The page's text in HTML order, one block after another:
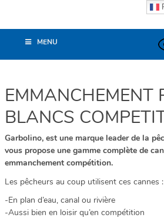
MENU
EMMANCHEMENT
BLANCS
Garbolino, est une marque leader de la
vous propose une gamme complète de
emmanchement compétition.
Les pêcheurs au coup utilisent ces cannes :
-En plan d’eau, canal ou rivière
-Aussi bien en loisir qu’en compétition